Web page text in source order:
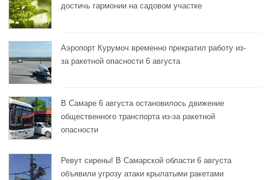
достичь гармонии на садовом участке
Аэропорт Курумоч временно прекратил работу из-
за ракетной опасности 6 августа
В Самаре 6 августа остановилось движение
общественного транспорта из-за ракетной
опасности
Ревут сирены! В Самарской области 6 августа
объявили угрозу атаки крылатыми ракетами